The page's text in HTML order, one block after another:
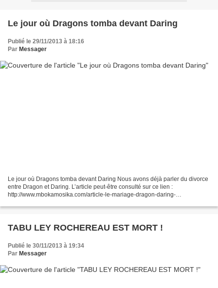
Le jour où Dragons tomba devant Daring
Publié le 29/11/2013 à 18:16
Par Messager
Le jour où Dragons tomba devant Daring Nous avons déjà parler du divorce
entre Dragon et Daring. L’article peut-être consulté sur ce lien :
http://www.mbokamosika.com/article-le-mariage-dragon-daring-
TABU LEY ROCHEREAU EST MORT !
Publié le 30/11/2013 à 19:34
Par Messager